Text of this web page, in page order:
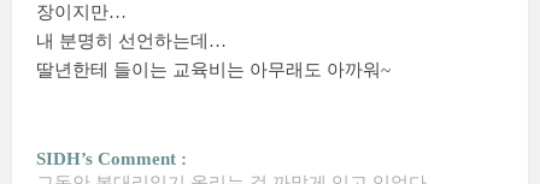
장이지만…
내 분명히 선언하는데…
딸년한테 들이는 교육비는 아무래도 아까워~
SIDH’s Comment :